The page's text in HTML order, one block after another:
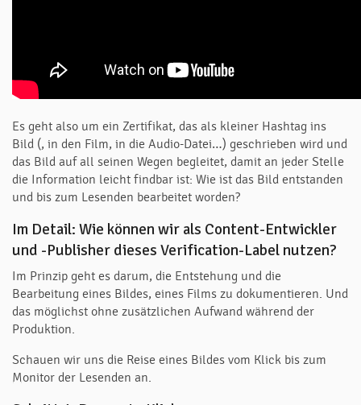
Es geht also um ein Zertifikat, das als kleiner Hashtag ins
Bild (, in den Film, in die Audio-Datei…) geschrieben wird und
das Bild auf all seinen Wegen begleitet, damit an jeder Stelle
die Information leicht findbar ist: Wie ist das Bild entstanden
und bis zum Lesenden bearbeitet worden?
Im Detail: Wie können wir als Content-Entwickler
und -Publisher dieses Verification-Label nutzen?
Im Prinzip geht es darum, die Entstehung und die
Bearbeitung eines Bildes, eines Films zu dokumentieren. Und
das möglichst ohne zusätzlichen Aufwand während der
Produktion.
Schauen wir uns die Reise eines Bildes vom Klick bis zum
Monitor der Lesenden an.